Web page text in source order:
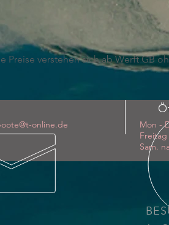
Preise verstehen sich ab Werft GB
online.de
Mon -
Freitag
Sam.